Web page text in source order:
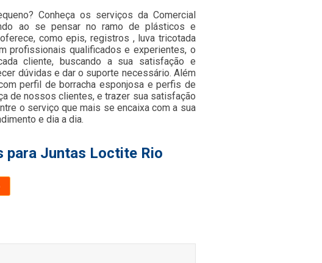
Conheça os serviços da Comercial
ao se pensar no ramo de plásticos e
como epis, registros , luva tricotada
profissionais qualificados e experientes, o
cliente, buscando a sua satisfação e
dúvidas e dar o suporte necessário. Além
perfil de borracha esponjosa e perfis de
de nossos clientes, e trazer sua satisfação
o serviço que mais se encaixa com a sua
e dia a dia.
para Juntas Loctite Rio